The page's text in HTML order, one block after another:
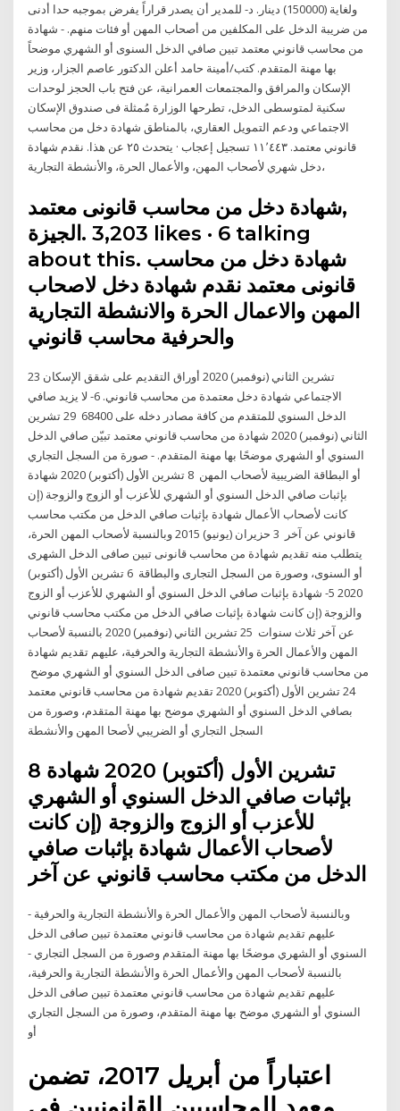
ولغاية (150000) دينار. د- للمدير أن يصدر قراراً يفرض بموجبه حدا أدنى
من ضريبة الدخل على المكلفين من أصحاب المهن أو فئات منهم. - شهادة
من محاسب قانوني معتمد تبين صافي الدخل السنوى أو الشهري موضحاً
بها مهنة المتقدم. كتب/أمينة حامد أعلن الدكتور عاصم الجزار، وزير
الإسكان والمرافق والمجتمعات العمرانية، عن فتح باب الحجز لوحدات
سكنية لمتوسطى الدخل، تطرحها الوزارة مُمثلة فى صندوق الإسكان
الاجتماعي ودعم التمويل العقاري، بالمناطق شهادة دخل من محاسب
قانوني معتمد‏. ‏‏١١٬٤٤٣‏ تسجيل إعجاب · يتحدث ‏٢٥‏ عن هذا‏. ‏نقدم شهادة
دخل شهري لأصحاب المهن، والأعمال الحرة، والأنشطة التجارية،
about this. ‎شهادة دخل من محاسب
قانونى معتمد نقدم شهادة دخل لاصحاب
المهن والاعمال الحرة والانشطة التجارية
23 تشرين الثاني (نوفمبر) 2020 أوراق التقديم على شقق الإسكان
الاجتماعي شهادة دخل معتمدة من محاسب قانوني. 6- لا يزيد صافي
الدخل السنوي للمتقدم من كافة مصادر دخله على 68400 29 تشرين
الثاني (نوفمبر) 2020 شهادة من محاسب قانوني معتمد تبيّن صافي الدخل
السنوي أو الشهري موضحًا بها مهنة المتقدم. - صورة من السجل التجاري
أو البطاقة الضريبية لأصحاب المهن 8 تشرين الأول (أكتوبر) 2020 شهادة
بإثبات صافي الدخل السنوي أو الشهري للأعزب أو الزوج والزوجة (إن
كانت لأصحاب الأعمال شهادة بإثبات صافي الدخل من مكتب محاسب
قانوني عن آخر 3 حزيران (يونيو) 2015 وبالنسبة لأصحاب المهن الحرة،
يتطلب منه تقديم شهادة من محاسب قانونى تبين صافى الدخل الشهرى
أو السنوى، وصورة من السجل التجارى والبطاقة 6 تشرين الأول (أكتوبر)
2020 5- شهادة بإثبات صافي الدخل السنوي أو الشهري للأعزب أو الزوج
والزوجة (إن كانت شهادة بإثبات صافي الدخل من مكتب محاسب قانوني
عن آخر ثلاث سنوات 25 تشرين الثاني (نوفمبر) 2020 بالنسبة لأصحاب
المهن والأعمال الحرة والأنشطة التجارية والحرفية، عليهم تقديم شهادة
من محاسب قانوني معتمدة تبين صافى الدخل السنوي أو الشهري موضح
24 تشرين الأول (أكتوبر) 2020 تقديم شهادة من محاسب قانوني معتمد
بصافي الدخل السنوي أو الشهري موضح بها مهنة المتقدم، وصورة من
8 تشرين الأول (أكتوبر) 2020 شهادة
بإثبات صافي الدخل السنوي أو الشهري
للأعزب أو الزوج والزوجة (إن كانت
لأصحاب الأعمال شهادة بإثبات صافي
- وبالنسبة لأصحاب المهن والأعمال الحرة والأنشطة التجارية والحرفية
عليهم تقديم شهادة من محاسب قانوني معتمدة تبين صافى الدخل
السنوي أو الشهري موضحًا بها مهنة المتقدم وصورة من السجل التجاري -
بالنسبة لأصحاب المهن والأعمال الحرة والأنشطة التجارية والحرفية،
عليهم تقديم شهادة من محاسب قانوني معتمدة تبين صافى الدخل
السنوي أو الشهري موضح بها مهنة المتقدم، وصورة من السجل التجاري
أو
اعتباراً من أبريل 2017، تضمن